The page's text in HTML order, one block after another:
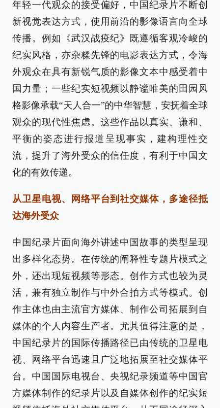
年轻一代观众的接受偏好，中国纪录片不断创
新视觉表达方式，使用前沿的影像语言向全球
传播。例如《武汉战疫纪》既遵循客观冷峻的
纪实风格，亦杂糅先锋的电影表达方式，令海
外观众在具有新锐气质的影像文本中感受着中
国力量；一些纪实短视频以静谧唯美的田园风
格影像承载“天人合一”的中华智慧，安抚着全球
观众的现代性焦虑。这些作品以真实、谦和、
平衡的姿态进行报道呈现事实，建构理性交
流，提升了海外受众的信任度，有利于中国文
化的有效传递。
从卫星电视、网络平台到社交媒体，多途径抵
达海外受众
中国纪录片面向海外讲述中国故事的类型呈现
出多样化态势。在传统的阐释性专题片模式之
外，还出现短视频等形态。创作方式也较为灵
活，兼有独立制作与中外合拍方式等模式。创
作主体也由主流官方媒体、制作公司拓展到自
媒体的个人内容生产者。尤其值得注意的是，
中国纪录片的国际传播路径已由传统的卫星电
视、网络平台迅速且广泛地拓展至社交媒体平
台。中国国际电视台、央视纪录频道等中国官
方媒体制作的纪录片以及自媒体创作的纪实短